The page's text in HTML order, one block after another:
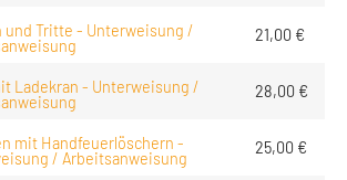
und Tritte - Unterweisung /
21,00 €
Ladekran - Unterweisung /
28,00 €
mit Handfeuerlöschern -
/ Arbeitsanweisung
25,00 €